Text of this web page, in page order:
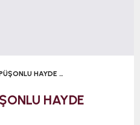
SWEATSHİRT KAPÜŞONLU HAYDE TRABZON BASKILI
HAYDE